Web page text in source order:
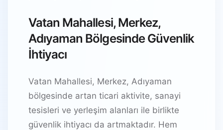
Vatan Mahallesi, Merkez,
Adıyaman Bölgesinde Güvenlik
İhtiyacı
Vatan Mahallesi, Merkez, Adıyaman
bölgesinde artan ticari aktivite, sanayi
tesisleri ve yerleşim alanları ile birlikte
güvenlik ihtiyacı da artmaktadır. Hem